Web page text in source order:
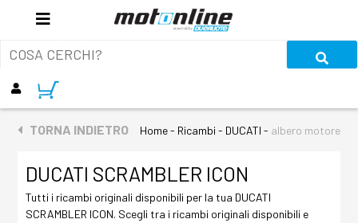
TORNA INDIETRO Home - Ricambi - DUCATI - albero motore
DUCATI SCRAMBLER ICON
Tutti i ricambi originali disponibili per la tua DUCATI
SCRAMBLER ICON. Scegli tra i ricambi originali disponibili e